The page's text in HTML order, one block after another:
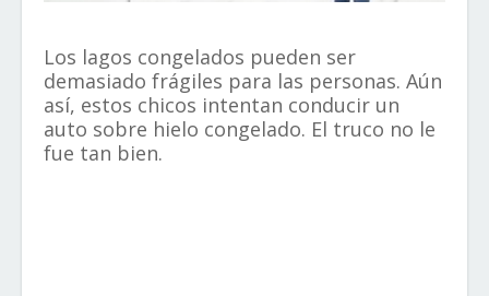
Los lagos congelados pueden ser
demasiado frágiles para las personas. Aún
así, estos chicos intentan conducir un
auto sobre hielo congelado. El truco no le
fue tan bien.